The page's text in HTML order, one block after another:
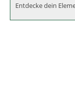
Entdecke dein